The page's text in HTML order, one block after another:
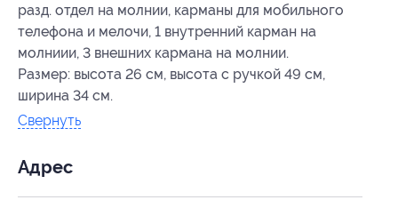
разд. отдел на молнии, карманы для мобильного
телефона и мелочи, 1 внутренний карман на
молниии, 3 внешних кармана на молнии.
Размер: высота 26 см, высота с ручкой 49 см,
ширина 34 см.
Свернуть
Адрес